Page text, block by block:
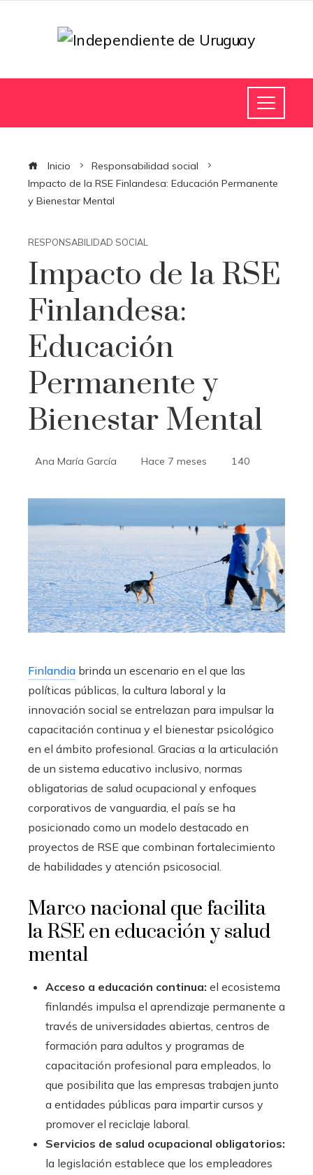
Inicio
Responsabilidad social
Impacto de la RSE Finlandesa: Educación Permanente
y Bienestar Mental
RESPONSABILIDAD SOCIAL
Impacto de la RSE
Finlandesa:
Educación
Permanente y
Bienestar Mental
Ana María García Hace 7 meses 140
Finlandia brinda un escenario en el que las
políticas públicas, la cultura laboral y la
innovación social se entrelazan para impulsar la
capacitación continua y el bienestar psicológico
en el ámbito profesional. Gracias a la articulación
de un sistema educativo inclusivo, normas
obligatorias de salud ocupacional y enfoques
corporativos de vanguardia, el país se ha
posicionado como un modelo destacado en
proyectos de RSE que combinan fortalecimiento
de habilidades y atención psicosocial.
Marco nacional que facilita
la RSE en educación y salud
mental
Acceso a educación continua: el ecosistema
finlandés impulsa el aprendizaje permanente a
través de universidades abiertas, centros de
formación para adultos y programas de
capacitación profesional para empleados, lo
que posibilita que las empresas trabajen junto
a entidades públicas para impartir cursos y
promover el reciclaje laboral.
Servicios de salud ocupacional obligatorios:
la legislación establece que los empleadores